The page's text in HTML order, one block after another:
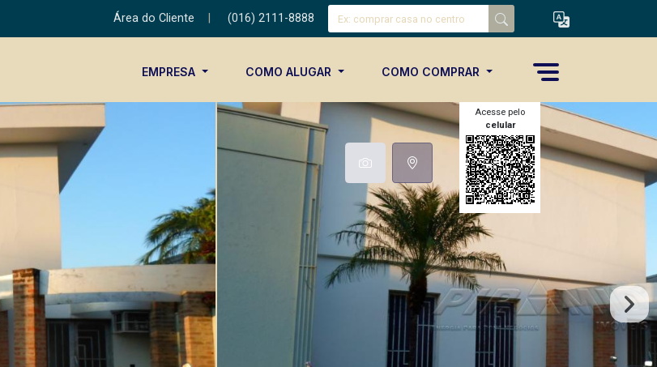
Área do Cliente (016) 2111-8888
EMPRESA COMO ALUGAR COMO COMPRAR
Acesse pelo
celular